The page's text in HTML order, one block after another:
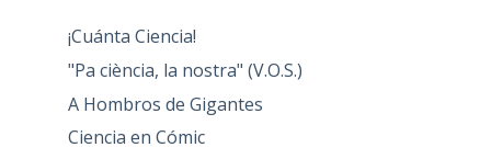
¡Cuánta Ciencia!
"Pa ciència, la nostra" (V.O.S.)
A Hombros de Gigantes
Ciencia en Cómic